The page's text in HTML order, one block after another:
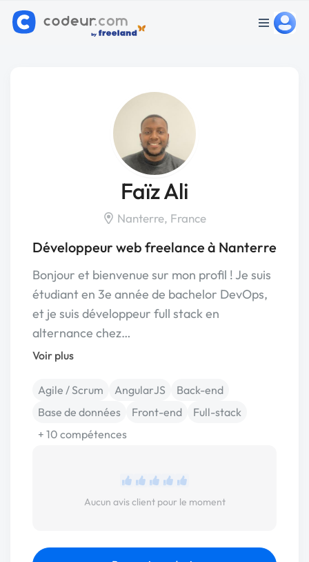
Faïz Ali
Nanterre, France
Développeur web freelance à Nanterre
Bonjour et bienvenue sur mon profil ! Je suis
étudiant en 3e année de bachelor DevOps,
et je suis développeur full stack en
alternance chez…
Voir plus
Agile / Scrum AngularJS
Back-end
Base de données
Front-end
Full-stack
+ 10 compétences
Aucun avis client pour le moment